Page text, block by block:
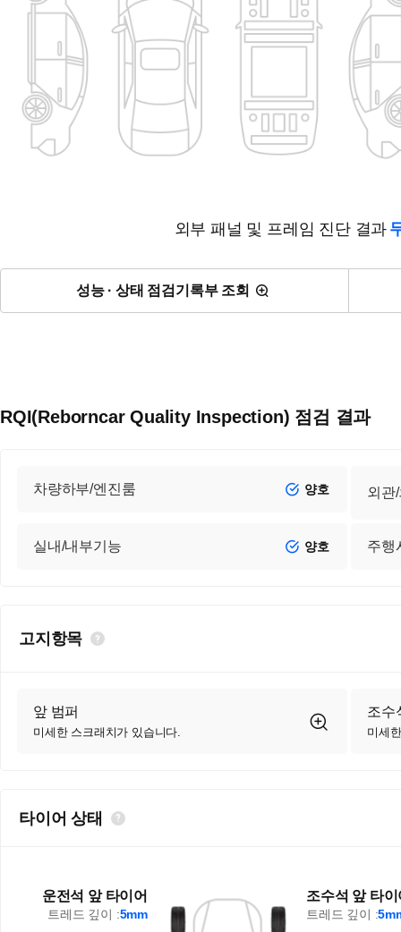
외부 패널 및 프레임 진단 결과
성능 · 상태 점검기록부 조회
RQI(Reborncar Quality Inspection) 점검 결과
차량하부/엔진룸 양호 외관
실내/내부기능 양호 주행
고지항목
앞 범퍼
미세한 스크래치가 있습니다.
조수
미세
타이어 상태
운전석 앞 타이어
트레드 깊이 :5mm
조수석 앞 타이
트레드 깊이 :